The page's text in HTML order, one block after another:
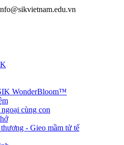
WonderBloom™
cùng con
- Gieo mầm tử tế